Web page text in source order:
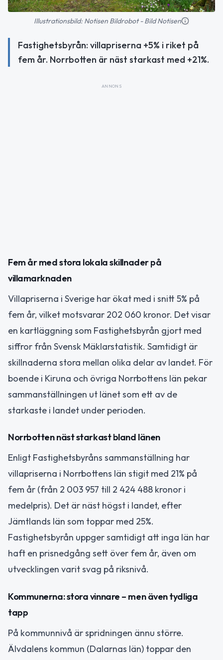
Illustrationsbild: Notisen Bildrobot - Bild Notisen
Fastighetsbyrån: villapriserna +5% i riket på
fem år. Norrbotten är näst starkast med +21%.
ANNONS
Fem år med stora lokala skillnader på
villamarknaden
Villapriserna i Sverige har ökat med i snitt 5% på
fem år, vilket motsvarar 202 060 kronor. Det visar
en kartläggning som Fastighetsbyrån gjort med
siffror från Svensk Mäklarstatistik. Samtidigt är
skillnaderna stora mellan olika delar av landet. För
boende i Kiruna och övriga Norrbottens län pekar
sammanställningen ut länet som ett av de
starkaste i landet under perioden.
Norrbotten näst starkast bland länen
Enligt Fastighetsbyråns sammanställning har
villapriserna i Norrbottens län stigit med 21% på
fem år (från 2 003 957 till 2 424 488 kronor i
medelpris). Det är näst högst i landet, efter
Jämtlands län som toppar med 25%.
Fastighetsbyrån uppger samtidigt att inga län har
haft en prisnedgång sett över fem år, även om
utvecklingen varit svag på riksnivå.
Kommunerna: stora vinnare – men även tydliga
tapp
På kommunnivå är spridningen ännu större.
Älvdalens kommun (Dalarnas län) toppar den